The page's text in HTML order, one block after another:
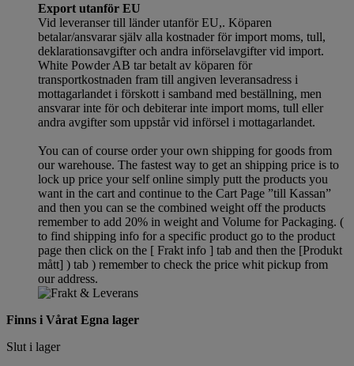
Export utanför EU
Vid leveranser till länder utanför EU,. Köparen
betalar/ansvarar själv alla kostnader för import moms, tull,
deklarationsavgifter och andra införselavgifter vid import.
White Powder AB tar betalt av köparen för
transportkostnaden fram till angiven leveransadress i
mottagarlandet i förskott i samband med beställning, men
ansvarar inte för och debiterar inte import moms, tull eller
andra avgifter som uppstår vid införsel i mottagarlandet.
You can of course order your own shipping for goods from
our warehouse. The fastest way to get an shipping price is to
lock up price your self online simply putt the products you
want in the cart and continue to the Cart Page ”till Kassan”
and then you can se the combined weight off the products
remember to add 20% in weight and Volume for Packaging. (
to find shipping info for a specific product go to the product
page then click on the [ Frakt info ] tab and then the [Produkt
mått] ) tab ) rememberto check the price whit pickup from
our address.
Finns i Vårat Egna lager
Slut i lager